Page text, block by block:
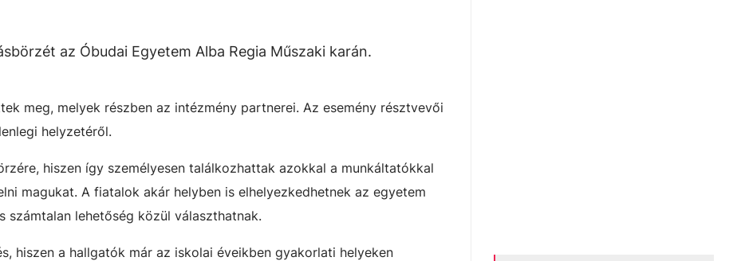
az Óbudai Egyetem Alba Regia Műszaki karán.
meg, melyek részben az intézmény partnerei. Az esemény résztvevői
helyzetéről.
hiszen így személyesen találkozhattak azokkal a munkáltatókkal
magukat. A fiatalok akár helyben is elhelyezkedhetnek az egyetem
számtalan lehetőség közül választhatnak.
hiszen a hallgatók már az iskolai éveikben gyakorlati helyeken